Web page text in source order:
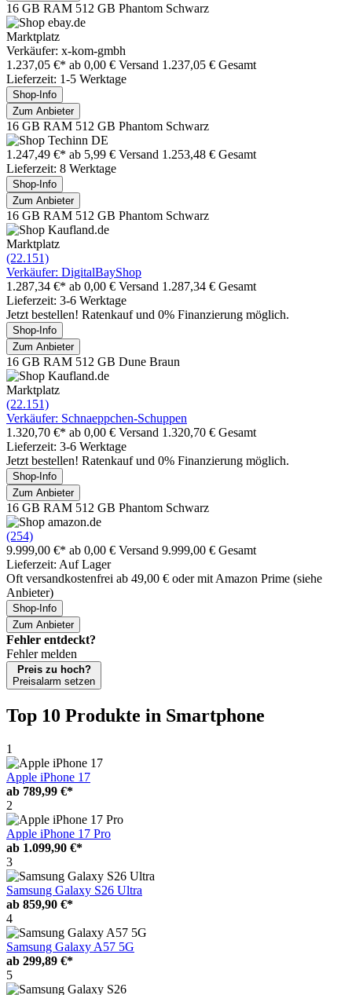
16 GB RAM 512 GB Phantom Schwarz
Marktplatz
Verkäufer: x-kom-gmbh
1.237,05 €* ab 0,00 € Versand 1.237,05 € Gesamt
Lieferzeit: 1-5 Werktage
Shop-Info
Zum Anbieter
16 GB RAM 512 GB Phantom Schwarz
1.247,49 €* ab 5,99 € Versand 1.253,48 € Gesamt
Lieferzeit: 8 Werktage
Shop-Info
Zum Anbieter
16 GB RAM 512 GB Phantom Schwarz
Marktplatz
(22.151)
Verkäufer: DigitalBayShop
1.287,34 €* ab 0,00 € Versand 1.287,34 € Gesamt
Lieferzeit: 3-6 Werktage
Jetzt bestellen! Ratenkauf und 0% Finanzierung möglich.
Shop-Info
Zum Anbieter
16 GB RAM 512 GB Dune Braun
Marktplatz
(22.151)
Verkäufer: Schnaeppchen-Schuppen
1.320,70 €* ab 0,00 € Versand 1.320,70 € Gesamt
Lieferzeit: 3-6 Werktage
Jetzt bestellen! Ratenkauf und 0% Finanzierung möglich.
Shop-Info
Zum Anbieter
16 GB RAM 512 GB Phantom Schwarz
(254)
9.999,00 €* ab 0,00 € Versand 9.999,00 € Gesamt
Lieferzeit: Auf Lager
Oft versandkostenfrei ab 49,00 € oder mit Amazon Prime (siehe
Anbieter)
Shop-Info
Zum Anbieter
Fehler entdeckt?
Fehler melden
Preis zu hoch?
Preisalarm setzen
Top 10 Produkte in Smartphone
1
Apple iPhone 17
ab 789,99 €*
2
Apple iPhone 17 Pro
ab 1.099,90 €*
3
Samsung Galaxy S26 Ultra
ab 859,90 €*
4
Samsung Galaxy A57 5G
ab 299,89 €*
5